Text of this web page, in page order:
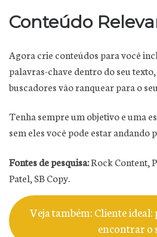
Conteúdo
Agora crie conteúdos para você
palavras-chave dentro do seu
buscadores vão ranquear para o
Tenha sempre um objetivo e uma
sem eles você pode estar andando
Fontes de pesquisa:Rock Content,
Patel, SB Copy.
Veja também: Cliente ideal:
encontrar o